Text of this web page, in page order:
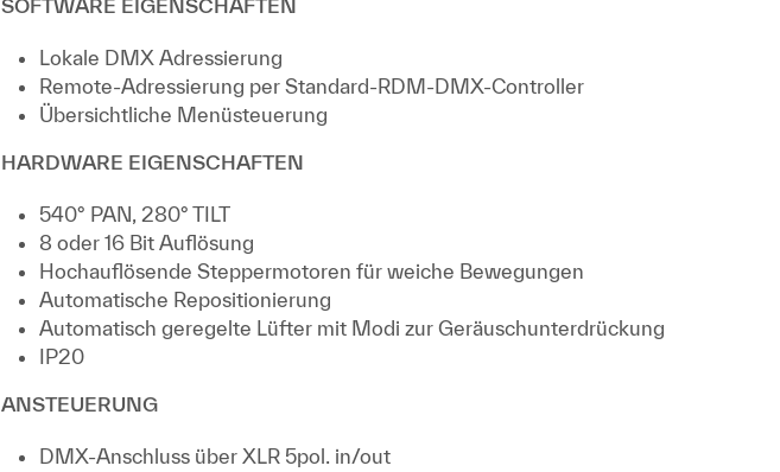
SOFTWARE EIGENSCHAFTEN
Lokale DMX Adressierung
Remote-Adressierung per Standard-RDM-DMX-Controller
Übersichtliche Menüsteuerung
HARDWARE EIGENSCHAFTEN
540° PAN, 280° TILT
8 oder 16 Bit Auflösung
Hochauflösende Steppermotoren für weiche Bewegungen
Automatische Repositionierung
Automatisch geregelte Lüfter mit Modi zur Geräuschunterdrückung
IP20
ANSTEUERUNG
DMX-Anschluss über XLR 5pol. in/out